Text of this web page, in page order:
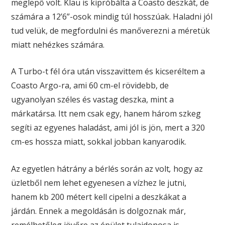
meglepő volt. Klau is kipróbálta a Coasto deszkát, de
számára a 12’6”-osok mindig túl hosszúak. Haladni jól
tud velük, de megfordulni és manőverezni a méretük
miatt nehézkes számára.
A Turbo-t fél óra után visszavittem és kicseréltem a
Coasto Argo-ra, ami 60 cm-el rövidebb, de
ugyanolyan széles és vastag deszka, mint a
márkatársa. Itt nem csak egy, hanem három szkeg
segíti az egyenes haladást, ami jól is jön, mert a 320
cm-es hossza miatt, sokkal jobban kanyarodik.
Az egyetlen hátrány a bérlés során az volt, hogy az
üzletből nem lehet egyenesen a vízhez le jutni,
hanem kb 200 métert kell cipelni a deszkákat a
járdán. Ennek a megoldásán is dolgoznak már,